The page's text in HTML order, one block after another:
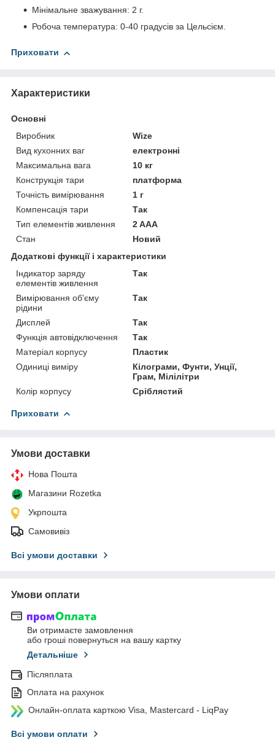
Мінімальне зважування: 2 г.
Робоча температура: 0-40 градусів за Цельсієм.
Приховати
Характеристики
Основні
Виробник
Wize
Вид кухонних ваг
електронні
Максимальна вага
10 кг
Конструкція тари
платформа
Точність вимірювання
1 г
Компенсація тари
Так
Тип елементів живлення
2 AAA
Стан
Новий
Додаткові функції і характеристики
Індикатор заряду
елементів живлення
Так
Вимірювання об'єму
рідини
Так
Дисплей
Так
Функція автовідключення
Так
Матеріал корпусу
Пластик
Одиниці виміру
Кілограми, Фунти, Унції,
Грам, Мілілітри
Колір корпусу
Сріблястий
Приховати
Умови доставки
Нова Пошта
Магазини Rozetka
Укрпошта
Самовивіз
Всі умови доставки
Умови оплати
Ви отримаєте замовлення
або гроші повернуться на вашу картку
Детальніше
Післяплата
Оплата на рахунок
Онлайн-оплата карткою Visa, Mastercard - LiqPay
Всі умови оплати